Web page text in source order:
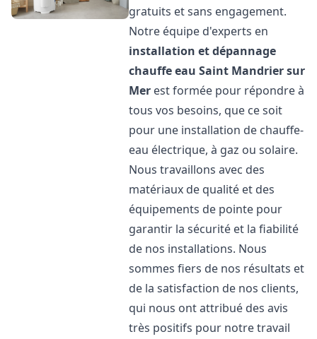
gratuits et sans engagement.
Notre équipe d'experts en
installation et dépannage
chauffe eau Saint Mandrier sur
Mer est formée pour répondre à
tous vos besoins, que ce soit
pour une installation de chauffe-
eau électrique, à gaz ou solaire.
Nous travaillons avec des
matériaux de qualité et des
équipements de pointe pour
garantir la sécurité et la fiabilité
de nos installations. Nous
sommes fiers de nos résultats et
de la satisfaction de nos clients,
qui nous ont attribué des avis
très positifs pour notre travail